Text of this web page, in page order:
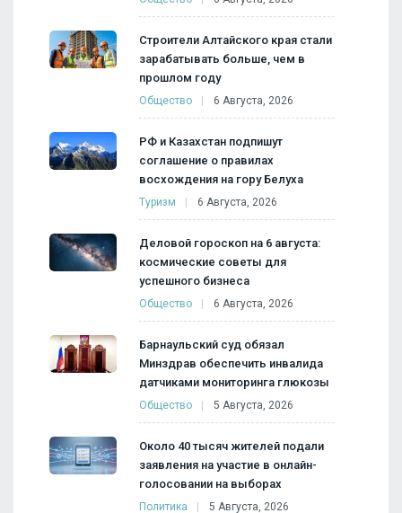
Строители Алтайского края стали
зарабатывать больше, чем в
прошлом году
Общество 6 Августа, 2026
РФ и Казахстан подпишут
соглашение о правилах
восхождения на гору Белуха
Туризм 6 Августа, 2026
Деловой гороскоп на 6 августа:
космические советы для
успешного бизнеса
Общество 6 Августа, 2026
Барнаульский суд обязал
Минздрав обеспечить инвалида
датчиками мониторинга глюкозы
Общество 5 Августа, 2026
Около 40 тысяч жителей подали
заявления на участие в онлайн-
голосовании на выборах
Политика 5 Августа, 2026